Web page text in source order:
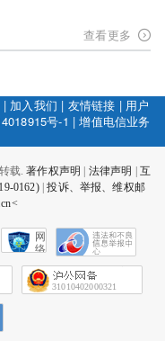
查看更多
| 加入我们 | 友情链接 | 用户
号-1 |增值电信业务
载.著作权声明 法律声明
互
0162)|投诉、举报、维权邮
网
络
会
征
31010402000321